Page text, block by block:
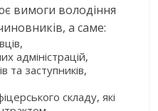
вимоги володіння
а саме:
адміністрацій,
та заступників,
складу, які